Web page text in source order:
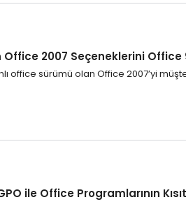
Office 2007 Seçeneklerini Office
office sürümü olan Office 2007’yi
ile Office Programlarının